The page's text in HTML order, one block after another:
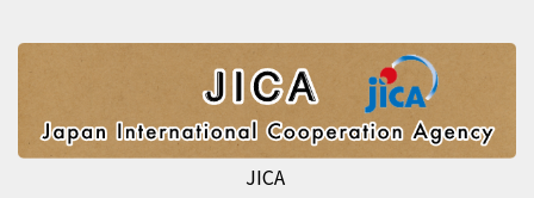
JICA